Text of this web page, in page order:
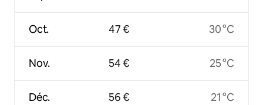
Oct.
Nov.
Déc.
47 €
54 €
56 €
30 °C
25 °C
21 °C